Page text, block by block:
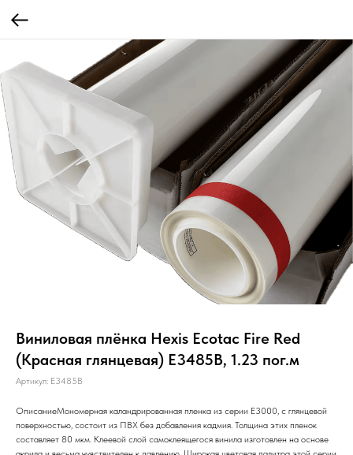
Виниловая плёнка Hexis Ecotac Fire Red
(Красная глянцевая) E3485B, 1.23 пог.м
Артикул: E3485B
ОписаниеМономерная каландрированная пленка из серии Е3000, с глянцевой
поверхностью, состоит из ПВХ без добавления кадмия. Толщина этих пленок
составляет 80 мкм. Клеевой слой самоклеящегося винила изготовлен на основе